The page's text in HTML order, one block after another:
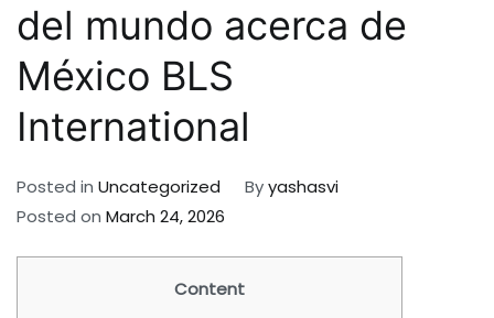
del mundo acerca de
México BLS
International
Posted in Uncategorized Byyashasvi
Posted on March 24, 2026
Content